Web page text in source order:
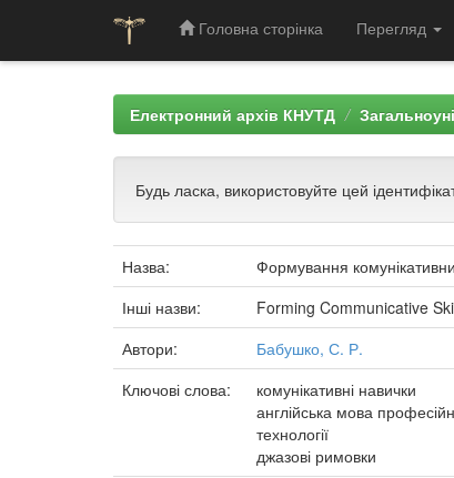
Головна сторінка Перегляд
Електронний архів КНУТД
Будь ласка, використовуйте цей
Назва:
Формування
Інші назви:
Forming Communicative
Автори:
Бабушко, С. Р.
Ключові слова:
комунікативні навички
англійська мова
технології
джазові римовки